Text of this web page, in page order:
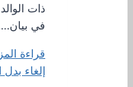
ذات
في
قراءة
إلغاء بدل